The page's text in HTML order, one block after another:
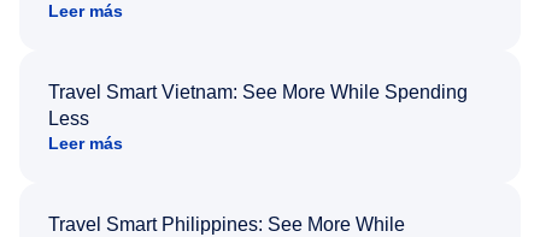
Leer más
Travel Smart Vietnam: See More While Spending
Less
Leer más
Travel Smart Philippines: See More While